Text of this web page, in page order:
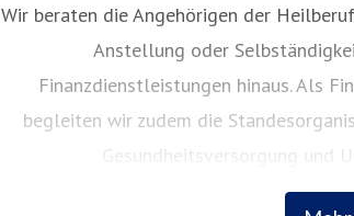
Wir beraten die Angehörigen der
Anstellung oder
Finanzdienstleistungen hinaus. Als
begleiten wir zudem die
Gesundheitsversorgung und